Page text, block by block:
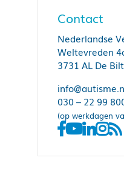
Contact
Nederlandse
Weltevreden
3731 AL De Bilt
030 – 22 99
(op werkdagen